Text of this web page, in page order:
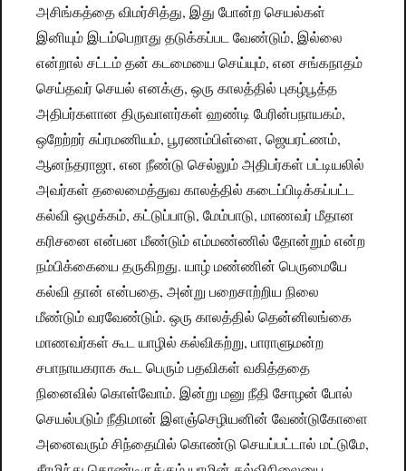
அசிங்கத்தை விமர்சித்து, இது போன்ற செயல்கள்
இனியும் இடம்பெறாது தடுக்கப்பட வேண்டும், இல்லை
என்றால் சட்டம் தன் கடமையை செய்யும், என சங்கநாதம்
செய்தவர் செயல் எனக்கு, ஒரு காலத்தில் புகழ்பூத்த
அதிபர்களான திருவாளர்கள் ஹண்டி பேரின்பநாயகம்,
ஒறேற்றர் சுப்ரமணியம், பூரணம்பிள்ளை, ஜெயரட்ணம்,
ஆனந்தராஜா, என நீண்டு செல்லும் அதிபர்கள் பட்டியலில்
அவர்கள் தலைமைத்துவ காலத்தில் கடைப்பிடிக்கப்பட்ட
கல்வி ஒழுக்கம், கட்டுப்பாடு, மேம்பாடு, மாணவர் மீதான
கரிசனை என்பன மீண்டும் எம்மண்ணில் தோன்றும் என்ற
நம்பிக்கையை தருகிறது. யாழ் மண்ணின் பெருமையே
கல்வி தான் என்பதை, அன்று பறைசாற்றிய நிலை
மீண்டும் வரவேண்டும். ஒரு காலத்தில் தென்னிலங்கை
மாணவர்கள் கூட யாழில் கல்விகற்று, பாராளுமன்ற
சபாநாயகராக கூட பெரும் பதவிகள் வகித்ததை
நினைவில் கொள்வோம். இன்று மனு நீதி சோழன் போல்
செயல்படும் நீதிமான் இளஞ்செழியனின் வேண்டுகோளை
அனைவரும் சிந்தையில் கொண்டு செயப்பட்டால் மட்டுமே,